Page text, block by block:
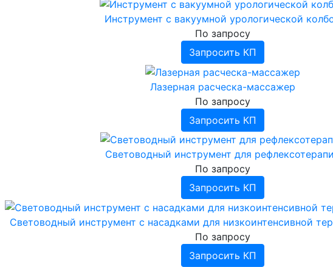
Инструмент с вакуумной урологической
По запросу
Запросить КП
Лазерная расческа-массажер
По запросу
Запросить КП
Световодный инструмент для
По запросу
Запросить КП
Световодный инструмент с насадками для низкоинтенсивной
По запросу
Запросить КП